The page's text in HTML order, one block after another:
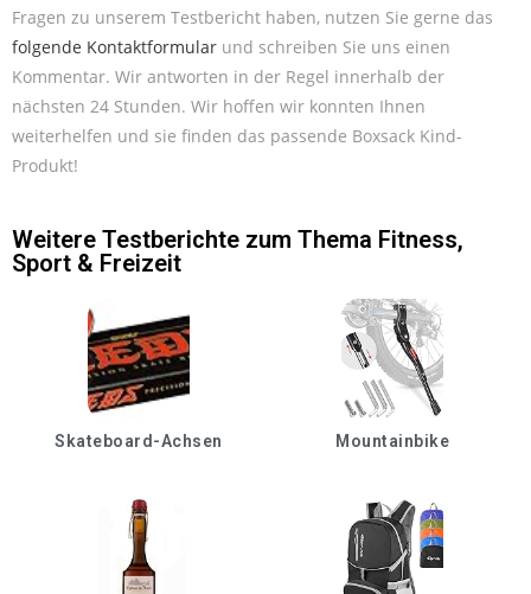
Fragen zu unserem Testbericht haben, nutzen Sie gerne das
folgende Kontaktformular und schreiben Sie uns einen
Kommentar. Wir antworten in der Regel innerhalb der
nächsten 24 Stunden. Wir hoffen wir konnten Ihnen
weiterhelfen und sie finden das passende Boxsack Kind-
Produkt!
Weitere Testberichte zum Thema Fitness,
Sport & Freizeit
Skateboard-Achsen Mountainbike